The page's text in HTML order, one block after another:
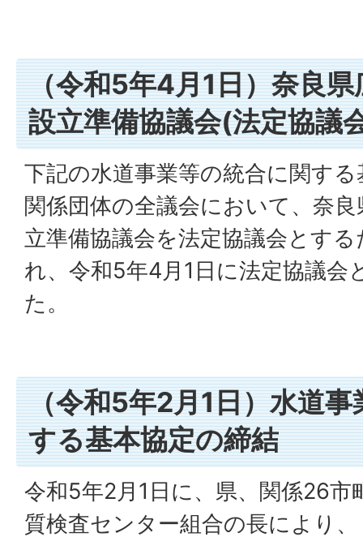
（令和5年4月1日）奈良
設立準備協議会(法定協議
下記の水道事業等の統合に関す
関係団体の全議会において、奈
立準備協議会を法定協議会とす
れ、令和5年4月1日に法定協議会
た。
（令和5年2月1日）水道
する基本協定の締結
令和5年2⽉1⽇に、県、関係26市
質検査センター組合の⻑により、